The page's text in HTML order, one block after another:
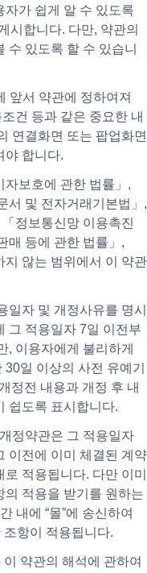
자가 쉽게 알 수 있도록
시합니다. 다만, 약관의
수 있도록 할 수 있습니
앞서 약관에 정하여져
건 등과 같은 중요한 내
연결화면 또는 팝업화면
야 합니다.
보호에 관한 법률」,
서 및 전자거래기본법」,
정보통신망 이용촉진
매 등에 관한 법률」,
지 않는 범위에서 이 약관
자 및 개정사유를 명시
그 적용일자 7일 이전부
, 이용자에게 불리하게
일 이상의 사전 유예기
정전 내용과 개정 후 내
쉽도록 표시합니다.
정약관은 그 적용일자
이전에 이미 체결된 계약
적용됩니다. 다만 이미
적용을 받기를 원하는
내에 “몰”에 송신하여
조항이 적용됩니다.
약관의 해석에 관하여